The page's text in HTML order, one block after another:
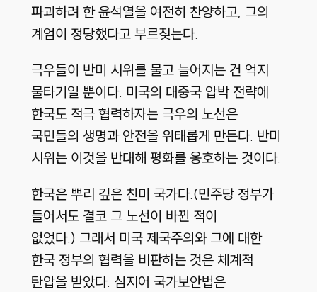
파괴하려 한 윤석열을 여전히 찬양하고, 그의
계엄이 정당했다고 부르짖는다.
극우들이 반미 시위를 물고 늘어지는 건 억지
물타기일 뿐이다. 미국의 대중국 압박 전략에
한국도 적극 협력하자는 극우의 노선은
국민들의 생명과 안전을 위태롭게 만든다. 반미
시위는 이것을 반대해 평화를 옹호하는 것이다.
한국은 뿌리 깊은 친미 국가다.(민주당 정부가
들어서도 결코 그 노선이 바뀐 적이
없었다.) 그래서 미국 제국주의와 그에 대한
한국 정부의 협력을 비판하는 것은 체계적
탄압을 받았다. 심지어 국가보안법은